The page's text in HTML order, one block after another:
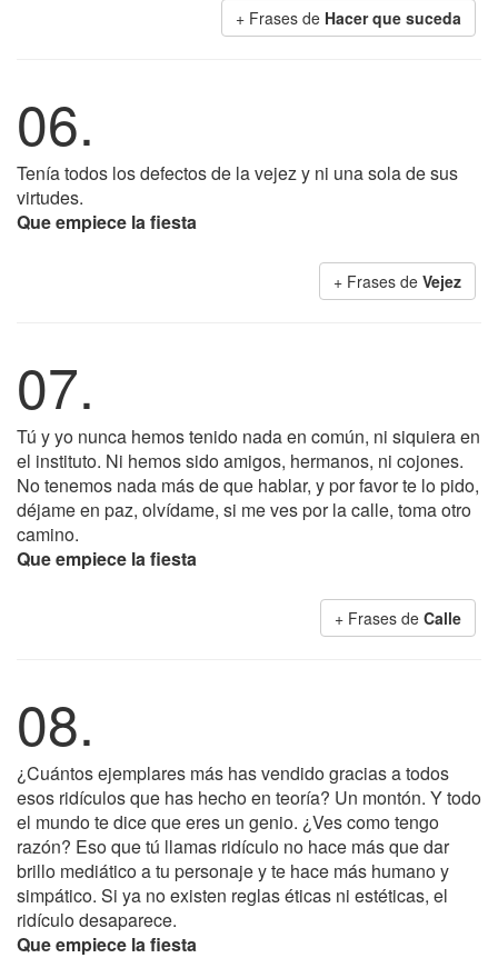
+ Frases de Hacer que suceda
06.
Tenía todos los defectos de la vejez y ni una sola de sus
virtudes.
Que empiece la fiesta
+ Frases de Vejez
07.
Tú y yo nunca hemos tenido nada en común, ni siquiera en
el instituto. Ni hemos sido amigos, hermanos, ni cojones.
No tenemos nada más de que hablar, y por favor te lo pido,
déjame en paz, olvídame, si me ves por la calle, toma otro
camino.
Que empiece la fiesta
+ Frases de Calle
08.
¿Cuántos ejemplares más has vendido gracias a todos
esos ridículos que has hecho en teoría? Un montón. Y todo
el mundo te dice que eres un genio. ¿Ves como tengo
razón? Eso que tú llamas ridículo no hace más que dar
brillo mediático a tu personaje y te hace más humano y
simpático. Si ya no existen reglas éticas ni estéticas, el
ridículo desaparece.
Que empiece la fiesta